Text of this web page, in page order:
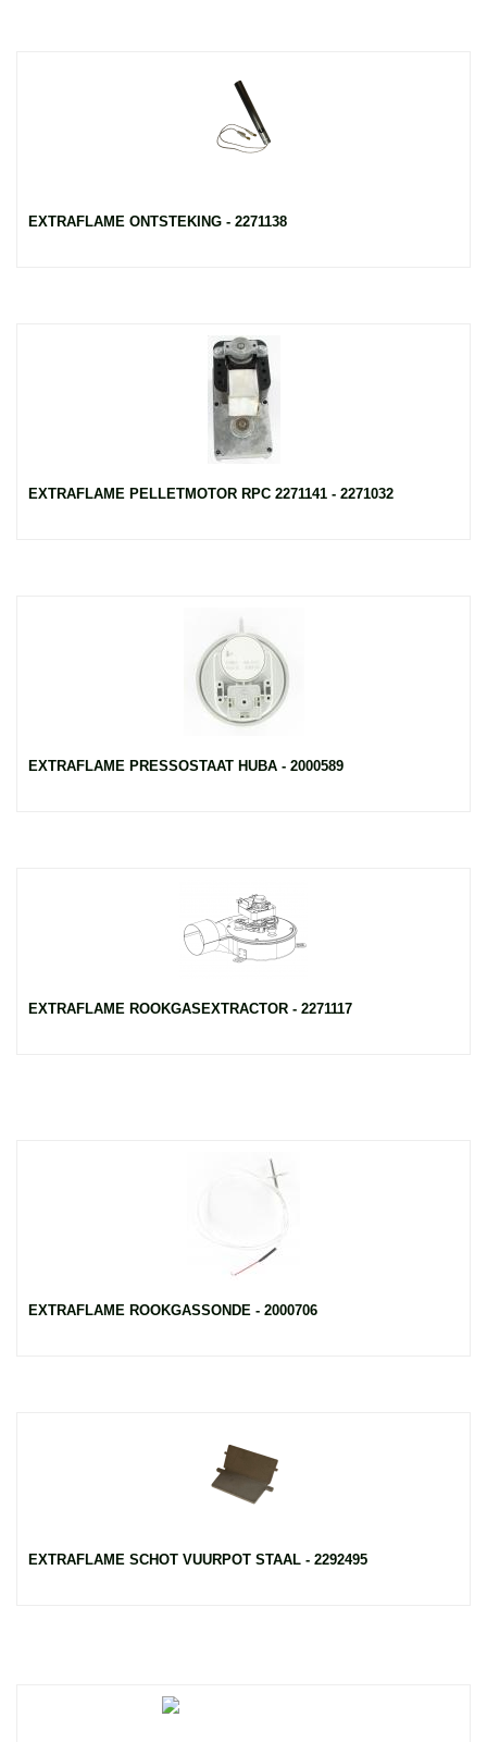
EXTRAFLAME ONTSTEKING - 2271138
EXTRAFLAME PELLETMOTOR RPC 2271141 - 2271032
EXTRAFLAME PRESSOSTAAT HUBA - 2000589
EXTRAFLAME ROOKGASEXTRACTOR - 2271117
EXTRAFLAME ROOKGASSONDE - 2000706
EXTRAFLAME SCHOT VUURPOT STAAL - 2292495